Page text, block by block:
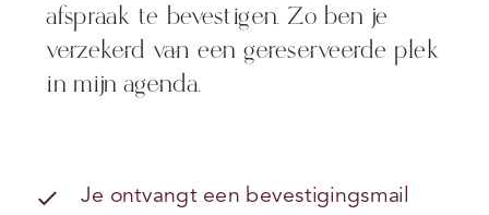
afspraak te bevestigen. Zo ben je
verzekerd van een gereserveerde plek
in mijn agenda.
Je ontvangt een bevestigingsmail